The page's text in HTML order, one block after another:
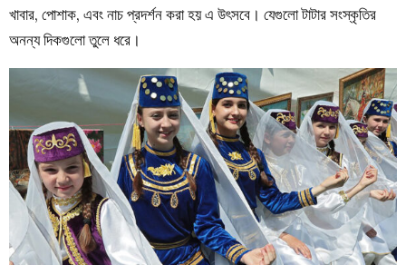
খাবার, পোশাক, এবং নাচ প্রদর্শন করা হয় এ উৎসবে। যেগুলো টাটার সংস্কৃতির
অনন্য দিকগুলো তুলে ধরে।